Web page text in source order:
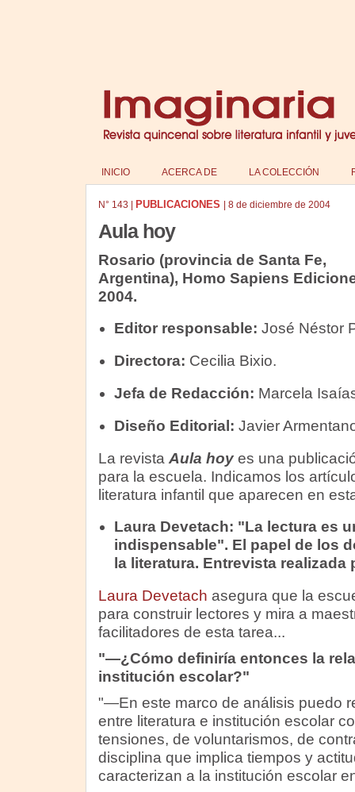
INICIO ACERCA DE LA COLECCIÓN
N° 143 PUBLICACIONES 8 de diciembre de 2004
Aula hoy
Rosario (provincia de Santa Fe,
Argentina), Homo Sapiens
2004.
Editor responsable: José Néstor
Directora: Cecilia Bixio.
Jefa de Redacción: Marcela
Diseño Editorial: Javier
La revista Aula hoyes una
para la escuela. Indicamos los
literatura infantil que aparecen en
Laura Devetach: "La lectura es
indispensable". El papel de los
la literatura. Entrevista realizada
Laura Devetach asegura que la
para construir lectores y mira a
facilitadores de esta tarea...
"—¿Cómo definiría entonces la
institución escolar?"
"—En este marco de análisis puedo
entre literatura e institución escolar
tensiones, de voluntarismos, de
disciplina que implica tiempos y
caracterizan a la institución escolar